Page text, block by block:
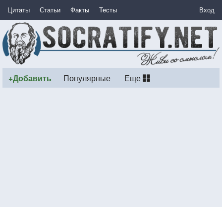
Цитаты Статьи Факты Тесты Вход
+Добавить Популярные Еще